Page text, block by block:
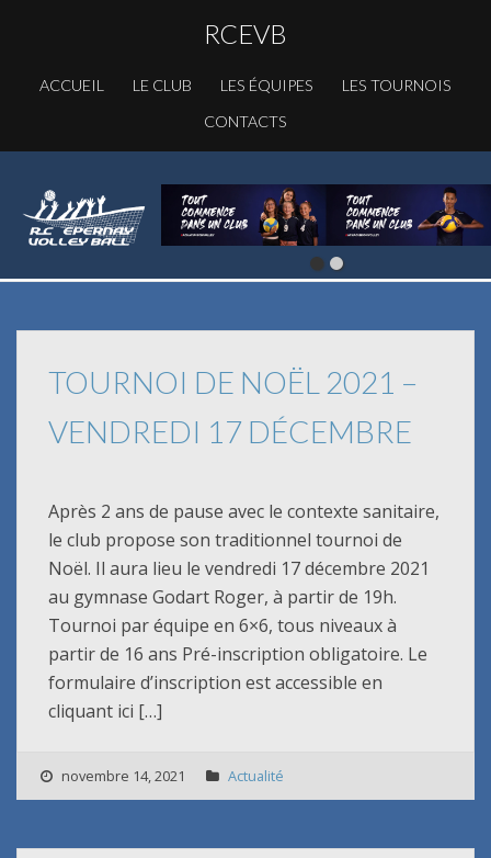
RCEVB
ACCUEIL LE CLUB LES ÉQUIPES
LES TOURNOIS
CONTACTS
TOURNOI DE NOËL 2021 –
VENDREDI 17 DÉCEMBRE
Après 2 ans de pause avec le contexte sanitaire,
le club propose son traditionnel tournoi de
Noël. Il aura lieu le vendredi 17 décembre 2021
au gymnase Godart Roger, à partir de 19h.
Tournoi par équipe en 6×6, tous niveaux à
partir de 16 ans Pré-inscription obligatoire. Le
formulaire d’inscription est accessible en
cliquant ici […]
novembre 14, 2021 Actualité